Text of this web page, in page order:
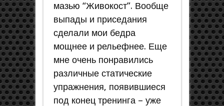
мазью “Живокост”. Вообще
выпады и приседания
сделали мои бедра
мощнее и рельефнее. Еще
мне очень понравились
различные статические
упражнения, появившиеся
под конец тренинга – уже